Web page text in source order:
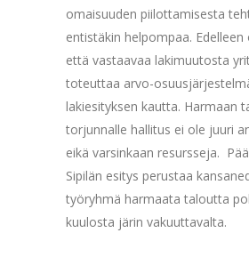
omaisuuden piilottamisesta
entistäkin helpompaa. Edelleen
että vastaavaa lakimuutosta
toteuttaa arvo-
lakiesityksen kautta. Harmaan
torjunnalle hallitus ei ole juuri
eikä varsinkaan resursseja.
Sipilän esitys perustaa
työryhmä harmaata taloutta
kuulosta järin vakuuttavalta.